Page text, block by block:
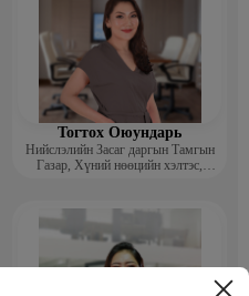
Тогтох Оюундарь
Нийслэлийн Засаг даргын Тамгын
Газар, Хүний нөөцийн хэлтэс,